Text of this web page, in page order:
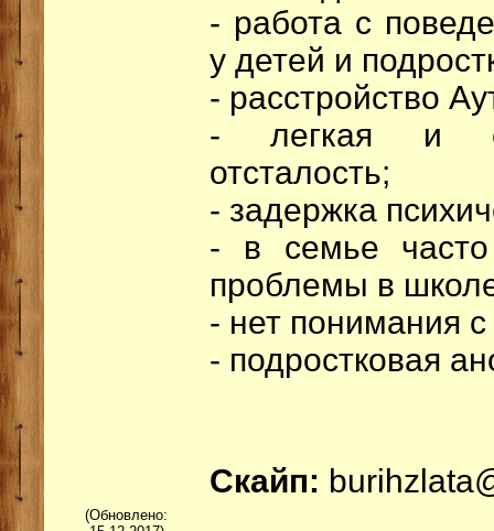
- работа с
у детей и
- расстройство
- легкая и
отсталость;
- задержка
- в семье
проблемы в
- нет понимания
- подростковая
Скайп:
(Обновлено: